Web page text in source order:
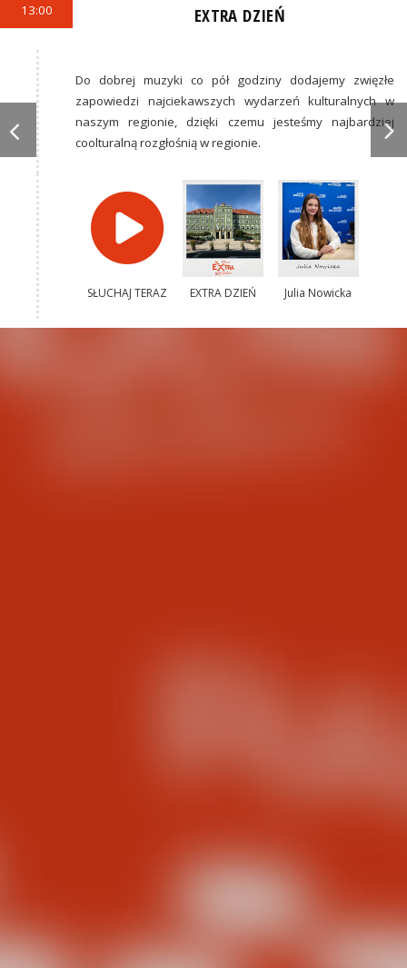
13:00 EXTRA DZIEŃ
Do dobrej muzyki co pół godziny dodajemy zwięzłe
zapowiedzi najciekawszych wydarzeń kulturalnych w
naszym regionie, dzięki czemu jesteśmy najbardziej
coolturalną rozgłośnią w regionie.
SŁUCHAJ TERAZ EXTRA DZIEŃ Julia Nowicka